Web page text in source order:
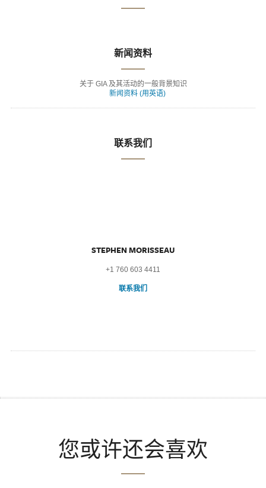
新闻资料
关于 GIA 及其活动的一般背景知识
新闻资料 (用英语)
联系我们
STEPHEN MORISSEAU
+1 760 603 4411
联系我们
您或许还会喜欢